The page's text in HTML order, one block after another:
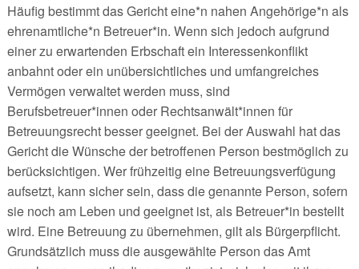
Häufig bestimmt das Gericht eine*n nahen Angehörige*n als
ehrenamtliche*n Betreuer*in. Wenn sich jedoch aufgrund
einer zu erwartenden Erbschaft ein Interessenkonflikt
anbahnt oder ein unübersichtliches und umfangreiches
Vermögen verwaltet werden muss, sind
Berufsbetreuer*innen oder Rechtsanwält*innen für
Betreuungsrecht besser geeignet. Bei der Auswahl hat das
Gericht die Wünsche der betroffenen Person bestmöglich zu
berücksichtigen. Wer frühzeitig eine Betreuungsverfügung
aufsetzt, kann sicher sein, dass die genannte Person, sofern
sie noch am Leben und geeignet ist, als Betreuer*in bestellt
wird. Eine Betreuung zu übernehmen, gilt als Bürgerpflicht.
Grundsätzlich muss die ausgewählte Person das Amt